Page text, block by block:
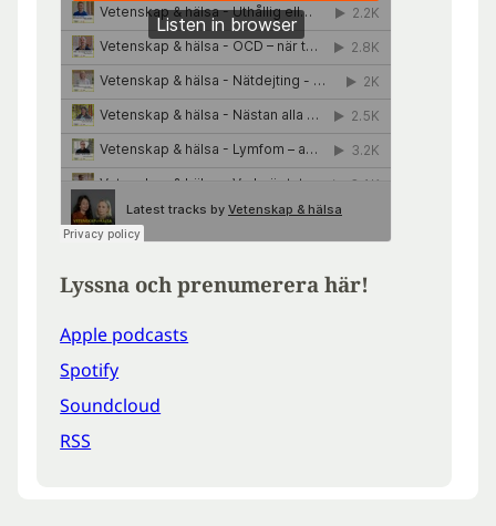
Lyssna och prenumerera här!
Apple podcasts
Spotify
Soundcloud
RSS